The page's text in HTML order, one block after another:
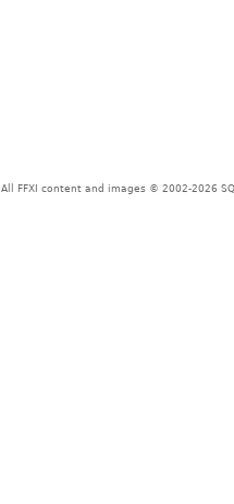
All FFXI content and images © 2002-2026